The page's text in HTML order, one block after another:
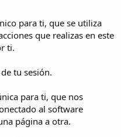
para ti, que se utiliza
que realizas en este
ti.
tu sesión.
para ti, que nos
al software
página a otra.